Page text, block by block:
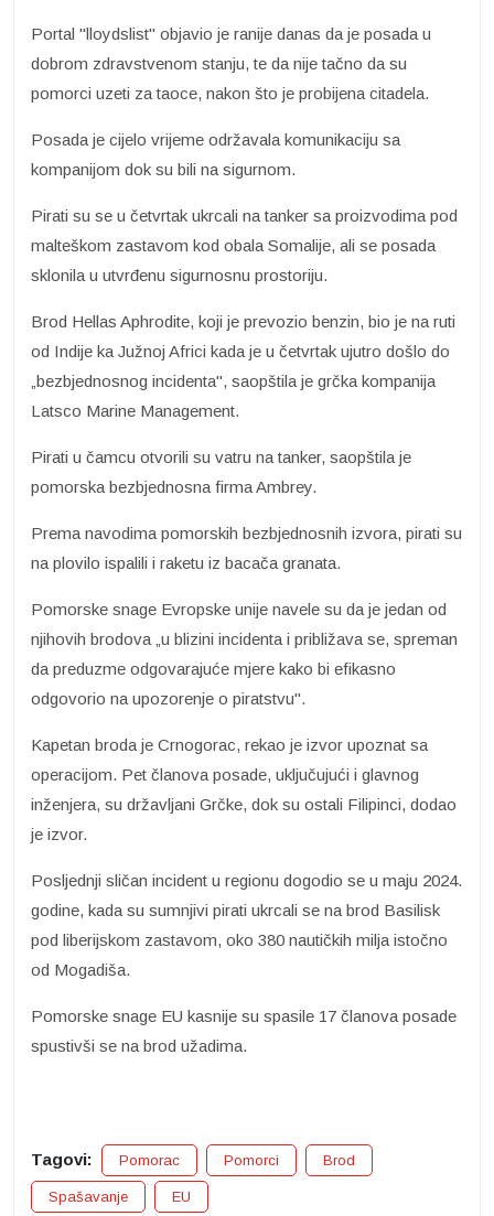
Portal "lloydslist" objavio je ranije danas da je posada u
dobrom zdravstvenom stanju, te da nije tačno da su
pomorci uzeti za taoce, nakon što je probijena citadela.
Posada je cijelo vrijeme održavala komunikaciju sa
kompanijom dok su bili na sigurnom.
Pirati su se u četvrtak ukrcali na tanker sa proizvodima pod
malteškom zastavom kod obala Somalije, ali se posada
sklonila u utvrđenu sigurnosnu prostoriju.
Brod Hellas Aphrodite, koji je prevozio benzin, bio je na ruti
od Indije ka Južnoj Africi kada je u četvrtak ujutro došlo do
„bezbjednosnog incidenta", saopštila je grčka kompanija
Latsco Marine Management.
Pirati u čamcu otvorili su vatru na tanker, saopštila je
pomorska bezbjednosna firma Ambrey.
Prema navodima pomorskih bezbjednosnih izvora, pirati su
na plovilo ispalili i raketu iz bacača granata.
Pomorske snage Evropske unije navele su da je jedan od
njihovih brodova „u blizini incidenta i približava se, spreman
da preduzme odgovarajuće mjere kako bi efikasno
odgovorio na upozorenje o piratstvu".
Kapetan broda je Crnogorac, rekao je izvor upoznat sa
operacijom. Pet članova posade, uključujući i glavnog
inženjera, su državljani Grčke, dok su ostali Filipinci, dodao
je izvor.
Posljednji sličan incident u regionu dogodio se u maju 2024.
godine, kada su sumnjivi pirati ukrcali se na brod Basilisk
pod liberijskom zastavom, oko 380 nautičkih milja istočno
od Mogadiša.
Pomorske snage EU kasnije su spasile 17 članova posade
spustivši se na brod užadima.
Tagovi: Pomorac Pomorci Brod
Spašavanje EU